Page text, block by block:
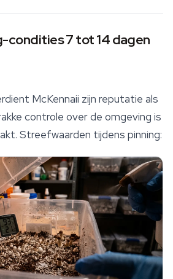
condities 7 tot 14 dagen
McKennaii zijn reputatie als
controle over de omgeving is
Streefwaarden tijdens pinning: